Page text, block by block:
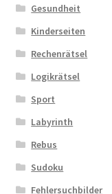
Gesundheit
Kinderseiten
Rechenrätsel
Logikrätsel
Sport
Labyrinth
Rebus
Sudoku
Fehlersuchbilder